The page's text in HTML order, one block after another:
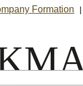
Formation